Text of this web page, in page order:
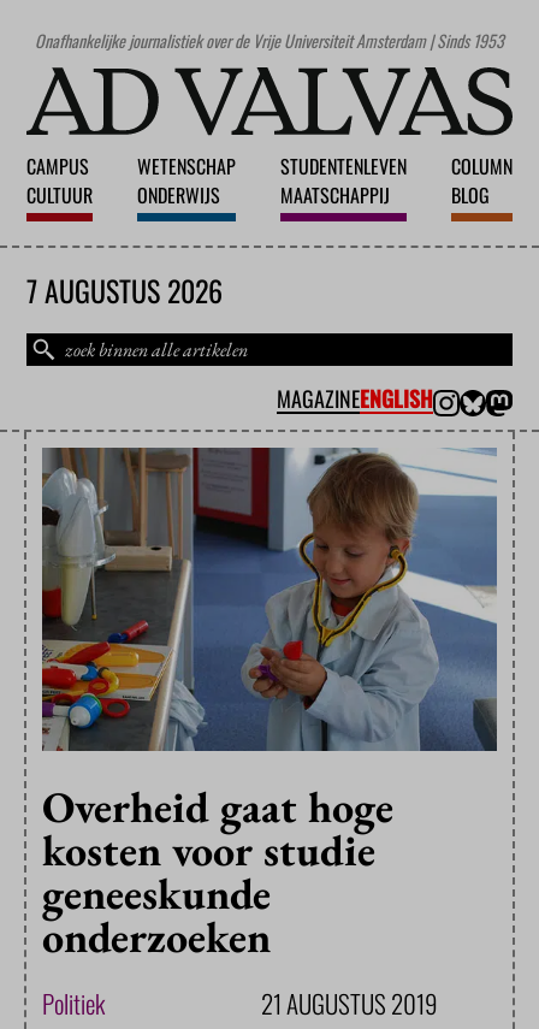
Onafhankelijke journalistiek over de Vrije Universiteit Amsterdam | Sinds 1953
CAMPUS
CULTUUR
WETENSCHAP
ONDERWIJS
STUDENTENLEVEN
MAATSCHAPPIJ
COLUMN
BLOG
7 AUGUSTUS 2026
MAGAZINEENGLISH
Overheid gaat hoge
kosten voor studie
geneeskunde
onderzoeken
Politiek 21 AUGUSTUS 2019